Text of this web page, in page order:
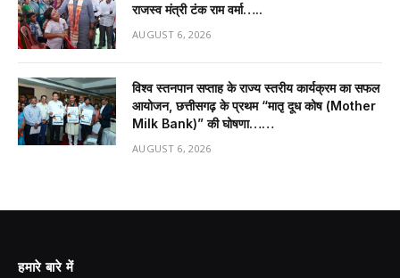
राजस्व मंत्री टंक राम वर्मा…..
AUGUST 6, 2026
विश्व स्तनपान सप्ताह के राज्य स्तरीय कार्यक्रम का सफल
आयोजन, छत्तीसगढ़ के प्रथम “मातृ दूध कोष (Mother
Milk Bank)” की घोषणा……
AUGUST 6, 2026
हमारे बारे में